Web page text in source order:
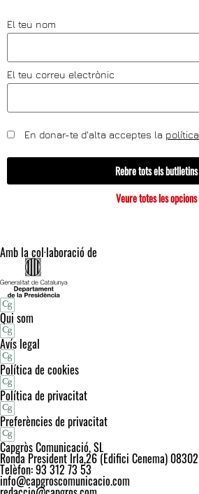
El teu nom
El teu correu electrònic
En donar-te d'alta acceptes la
Rebre tots els butlletins
Veure totes les opcions
Amb la col·laboració de
Qui som
Avís legal
Política de cookies
Política de privacitat
Preferències de privacitat
Capgròs Comunicació, SL
Ronda President Irla,26 (Edifici Cenema)
Telèfon: 93 312 73 53
info@capgroscomunicacio.com